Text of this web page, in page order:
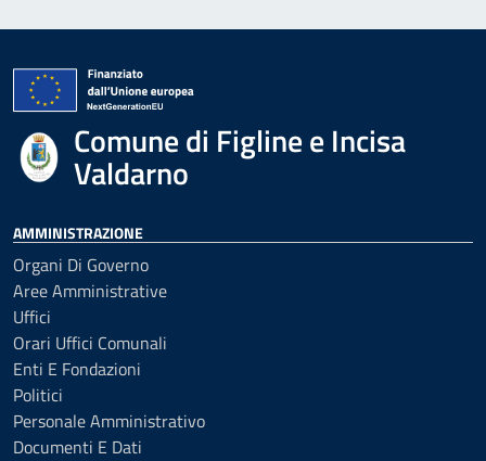
Comune di Figline e Incisa
Valdarno
AMMINISTRAZIONE
Organi Di Governo
Aree Amministrative
Uffici
Orari Uffici Comunali
Enti E Fondazioni
Politici
Personale Amministrativo
Documenti E Dati